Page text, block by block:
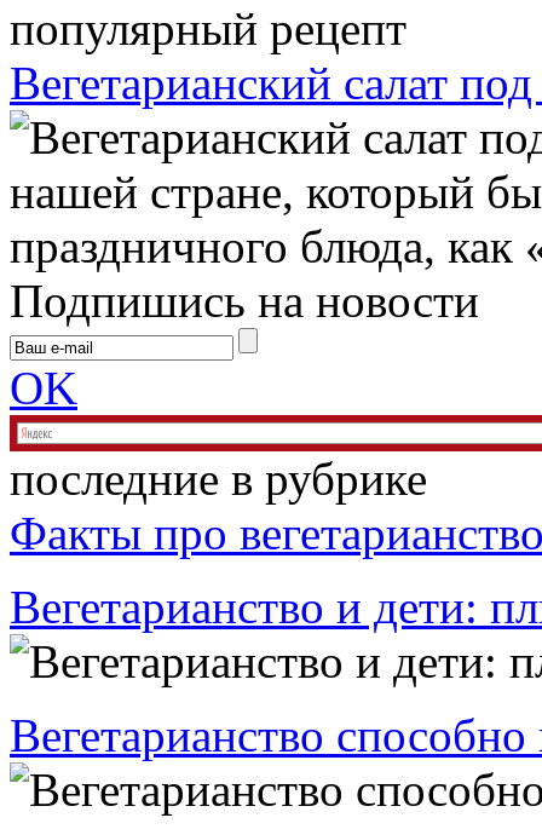
популярный рецепт
Вегетарианский салат
нашей стране, который
праздничного блюда,
Подпишись на новости
OK
последние в рубрике
Факты про
Вегетарианство и дети:
Вегетарианство